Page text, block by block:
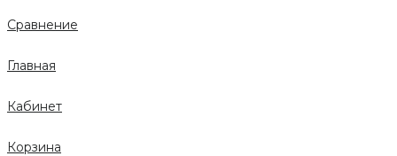
Сравнение
Главная
Кабинет
Корзина